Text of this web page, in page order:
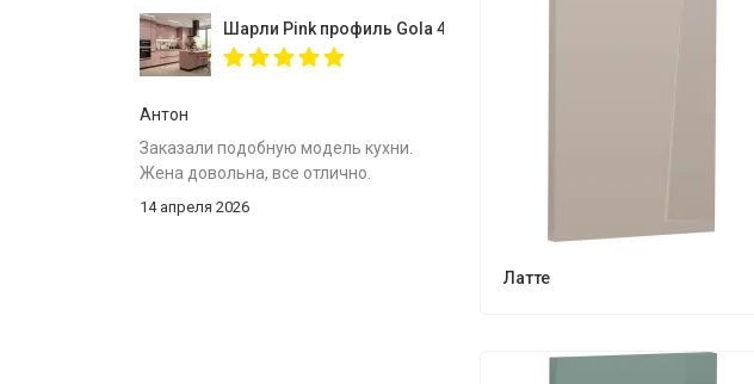
Латте
срок.Спасибо за вместительный
шкаф.
Шарли Pink профиль Gola 4000
Антон
Заказали подобную модель кухни.
Жена довольна, все отлично.
14 апреля 2026